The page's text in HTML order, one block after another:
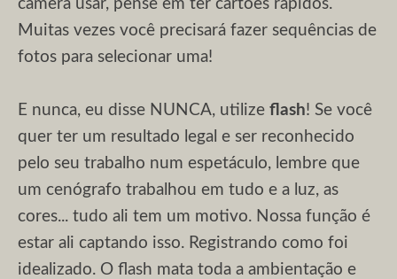
câmera usar, pense em ter cartões rápidos.
Muitas vezes você precisará fazer sequências de
fotos para selecionar uma!
E nunca, eu disse NUNCA, utilize flash! Se você
quer ter um resultado legal e ser reconhecido
pelo seu trabalho num espetáculo, lembre que
um cenógrafo trabalhou em tudo e a luz, as
cores... tudo ali tem um motivo. Nossa função é
estar ali captando isso. Registrando como foi
idealizado. O flash mata toda a ambientação e